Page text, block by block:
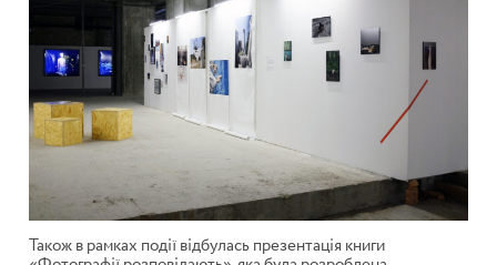
Також в рамках події відбулась презентація книги